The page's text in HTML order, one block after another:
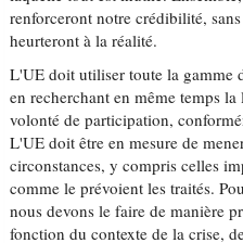
renforceront notre crédibilité,
heurteront à la réalité.
L'UE doit utiliser toute la gamme
en recherchant en même temps
volonté de participation,
L'UE doit être en mesure de
circonstances, y compris celles
comme le prévoient les traités.
nous devons le faire de manière
fonction du contexte de la crise,